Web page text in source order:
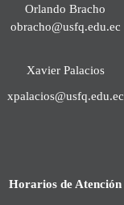
Orlando Bracho
obracho@usfq.edu.ec
Xavier Palacios
xpalacios@usfq.edu.ec
Horarios de Atención